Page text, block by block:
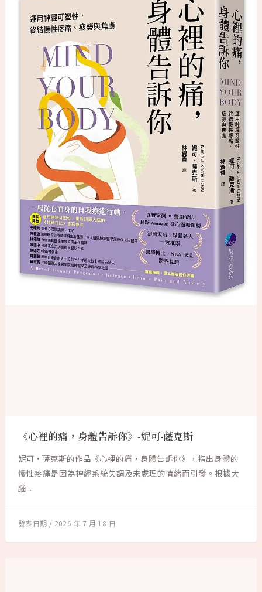
《心裡的痛，身體告訴你》-妮可·薩克斯
妮可·薩克斯的作品《心裡的痛，身體告訴你》，指出身體的
慢性疼痛是因為神經系統失調及未處理的情緒而引發。根據大
腦...
2026 年 7 月 18 日